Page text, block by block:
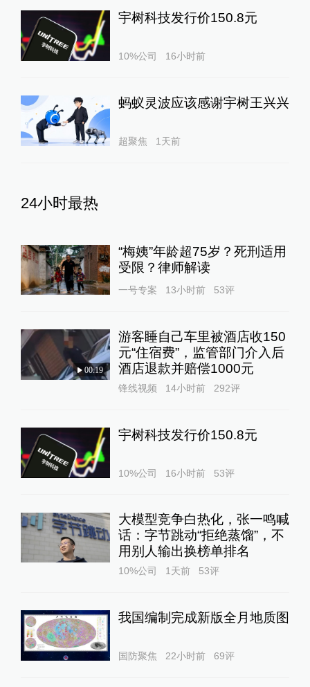
宇树科技发行价150.8元
10%公司 16小时前
蚂蚁灵波应该感谢宇树王兴兴
超聚焦 1天前
24小时最热
“梅姨”年龄超75岁？死刑适用
受限？律师解读
一号专案 13小时前 53评
00:19
游客睡自己车里被酒店收150
元“住宿费”，监管部门介入后
酒店退款并赔偿1000元
锋线视频 14小时前 292评
宇树科技发行价150.8元
10%公司 16小时前 53评
大模型竞争白热化，张一鸣喊
话：字节跳动“拒绝蒸馏”，不
用别人输出换榜单排名
10%公司 1天前 53评
我国编制完成新版全月地质图
国防聚焦 22小时前 69评